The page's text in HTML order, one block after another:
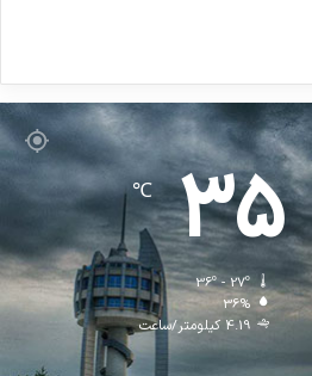
35
℃
36º - 27º
36%
4.19 کیلومتر/ساعت